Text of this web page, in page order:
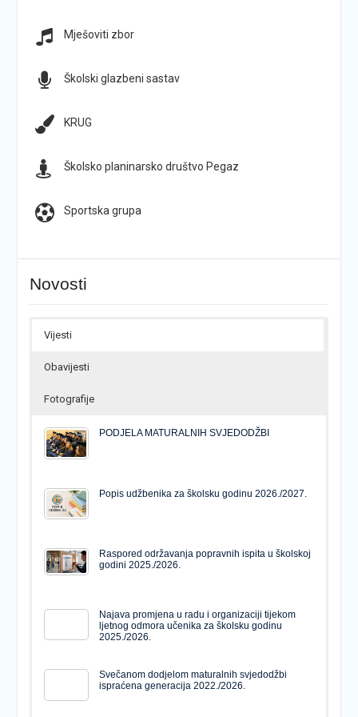
Mješoviti zbor
Školski glazbeni sastav
KRUG
Školsko planinarsko društvo Pegaz
Sportska grupa
Novosti
Vijesti
Obavijesti
Fotografije
PODJELA MATURALNIH SVJEDODŽBI
Popis udžbenika za školsku godinu 2026./2027.
Raspored održavanja popravnih ispita u školskoj
godini 2025./2026.
Najava promjena u radu i organizaciji tijekom
ljetnog odmora učenika za školsku godinu
2025./2026.
Svečanom dodjelom maturalnih svjedodžbi
ispraćena generacija 2022./2026.